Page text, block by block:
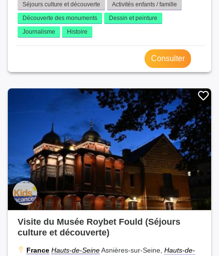
Séjours culture et découverte
Activités enfants / famille
Découverte des monuments
Dessin et peinture
Journalisme
Histoire
Consulter
Visite du Musée Roybet Fould (Séjours
culture et découverte)
France Hauts-de-SeineAsnières-sur-Seine, Hauts-de-